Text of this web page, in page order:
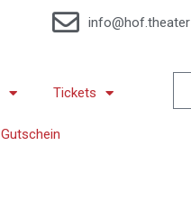
info@hof.theater
Tickets
Gutschein